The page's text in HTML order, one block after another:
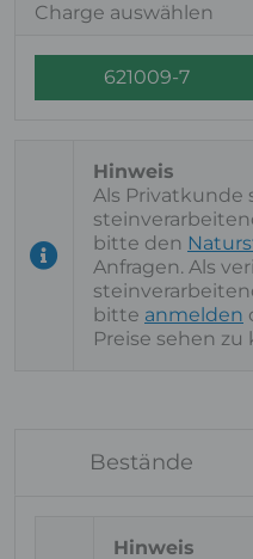
Charge auswählen
621009-7
Als Privatkunde
bitte den
Anfragen. Als
bitte anmelden
Preise sehen zu
Bestände